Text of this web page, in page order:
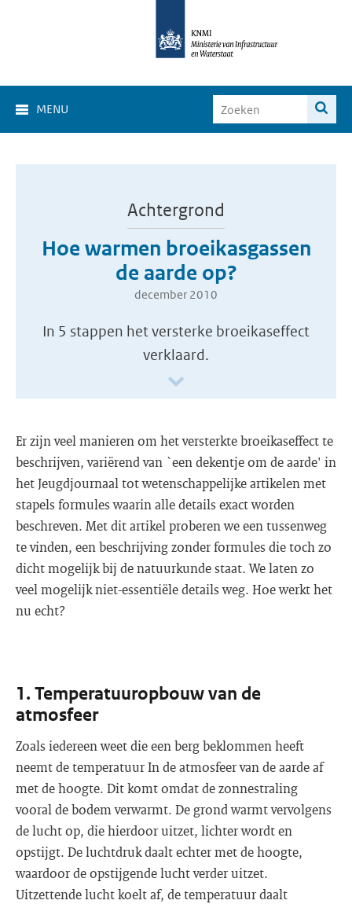
MENU
Achtergrond
Hoe warmen broeikasgassen
de aarde op?
december 2010
In 5 stappen het versterke broeikaseffect
verklaard.
Er zijn veel manieren om het versterkte broeikaseffect te
beschrijven, variërend van `een dekentje om de aarde' in
het Jeugdjournaal tot wetenschappelijke artikelen met
stapels formules waarin alle details exact worden
beschreven. Met dit artikel proberen we een tussenweg
te vinden, een beschrijving zonder formules die toch zo
dicht mogelijk bij de natuurkunde staat. We laten zo
veel mogelijk niet-essentiële details weg. Hoe werkt het
nu echt?
1. Temperatuuropbouw van de
atmosfeer
Zoals iedereen weet die een berg beklommen heeft
neemt de temperatuur In de atmosfeer van de aarde af
met de hoogte. Dit komt omdat de zonnestraling
vooral de bodem verwarmt. De grond warmt vervolgens
de lucht op, die hierdoor uitzet, lichter wordt en
opstijgt. De luchtdruk daalt echter met de hoogte,
waardoor de opstijgende lucht verder uitzet.
Uitzettende lucht koelt af, de temperatuur daalt